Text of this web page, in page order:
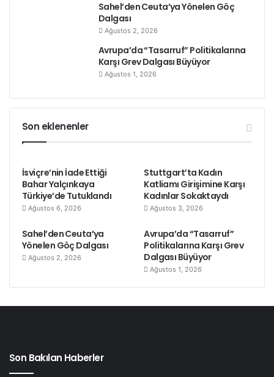
Sahel’den Ceuta’ya Yönelen Göç
Dalgası
Ağustos 2, 2026
Avrupa’da “Tasarruf” Politikalarına
Karşı Grev Dalgası Büyüyor
Ağustos 1, 2026
Son eklenenler
İsviçre’nin İade Ettiği
Bahar Yalçınkaya
Türkiye’de Tutuklandı
Ağustos 6, 2026
Stuttgart’ta Kadın
Katliamı Girişimine Karşı
Kadınlar Sokaktaydı
Ağustos 3, 2026
Sahel’den Ceuta’ya
Yönelen Göç Dalgası
Ağustos 2, 2026
Avrupa’da “Tasarruf”
Politikalarına Karşı Grev
Dalgası Büyüyor
Ağustos 1, 2026
Son Bakılan Haberler